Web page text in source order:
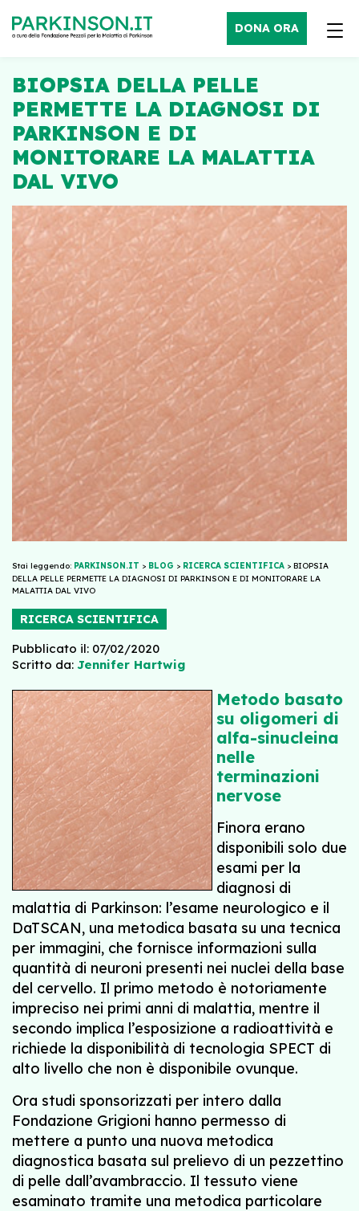
DONA ORA
BIOPSIA DELLA PELLE
PERMETTE LA DIAGNOSI DI
PARKINSON E DI
MONITORARE LA MALATTIA
DAL VIVO
Stai leggendo: PARKINSON.IT > BLOG > RICERCA SCIENTIFICA > BIOPSIA
DELLA PELLE PERMETTE LA DIAGNOSI DI PARKINSON E DI MONITORARE LA
MALATTIA DAL VIVO
RICERCA SCIENTIFICA
Pubblicato il: 07/02/2020
Scritto da: Jennifer Hartwig
Metodo basato
su oligomeri di
alfa-sinucleina
nelle
terminazioni
nervose
Finora erano
disponibili solo due
esami per la
diagnosi di
malattia di Parkinson: l’esame neurologico e il
DaTSCAN, una metodica basata su una tecnica
per immagini, che fornisce informazioni sulla
quantità di neuroni presenti nei nuclei della base
del cervello. Il primo metodo è notoriamente
impreciso nei primi anni di malattia, mentre il
secondo implica l’esposizione a radioattività e
richiede la disponibilità di tecnologia SPECT di
alto livello che non è disponibile ovunque.
Ora studi sponsorizzati per intero dalla
Fondazione Grigioni hanno permesso di
mettere a punto una nuova metodica
diagnostica basata sul prelievo di un pezzettino
di pelle dall’avambraccio. Il tessuto viene
esaminato tramite una metodica particolare